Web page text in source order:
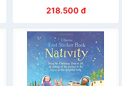
218.500 đ